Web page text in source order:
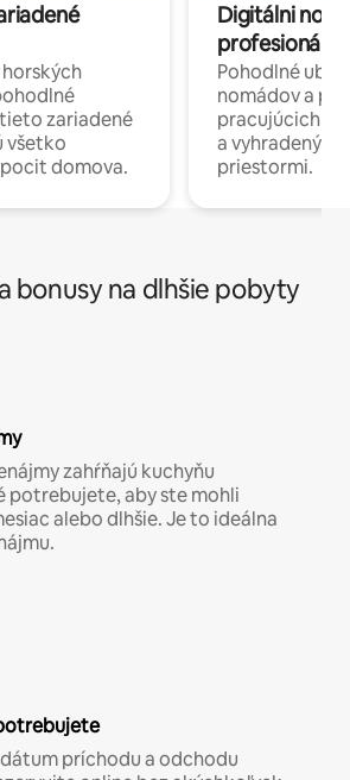
zariadené
všetko
domova.
Digitálni
profesionáli
Pohodlné
nomádov a
pracujúcich
a
priestormi.
bonusy na dlhšie pobyty
zahŕňajú kuchyňu
potrebujete, aby ste mohli
alebo dlhšie. Je to ideálna
príchodu a odchodu